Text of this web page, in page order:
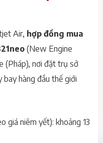
Air, hợp đồng mua
(New Engine
(Pháp), nơi đặt trụ sở
bay hàng đầu thế giới
giá niêm yết): khoảng 13